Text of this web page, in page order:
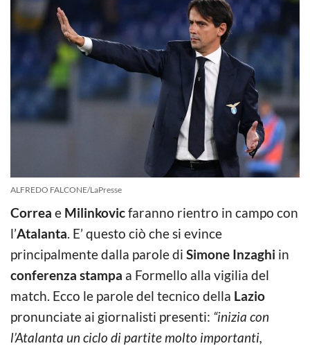
ALFREDO FALCONE/LaPresse
Correa e Milinkovicfaranno rientro in campo con
l’Atalanta. E’ questo ciò che si evince
principalmente dalla parole di Simone Inzaghi in
conferenza stampa a Formello alla vigilia del
match. Ecco le parole del tecnico della Lazio
pronunciate ai giornalisti presenti: “inizia con
l’Atalanta un ciclo di partite molto importanti,